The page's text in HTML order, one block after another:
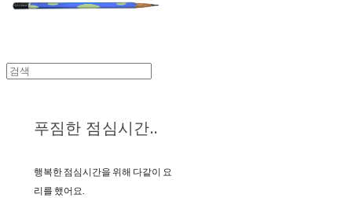
푸짐한 점심시간..
행복한 점심시간을 위해 다같이 요
리를 했어요.